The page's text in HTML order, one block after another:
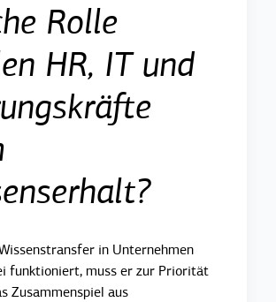
Rolle
HR, IT und
in Unternehmen
funktioniert, muss er zur Priorität
Zusammenspiel aus